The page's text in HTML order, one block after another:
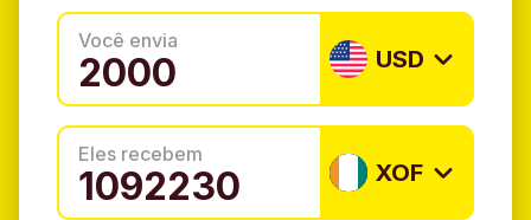
Você envia
USD
Eles recebem
XOF